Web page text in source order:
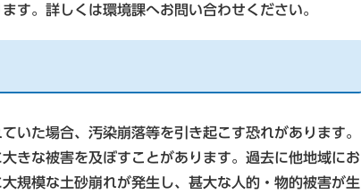
す。詳しくは環境課へお問い合わせください。
いた場合、汚染崩落等を引き起こす恐れがあります。
きな被害を及ぼすことがあります。過去に他地域にお
規模な土砂崩れが発生し、甚大な人的・物的被害が生